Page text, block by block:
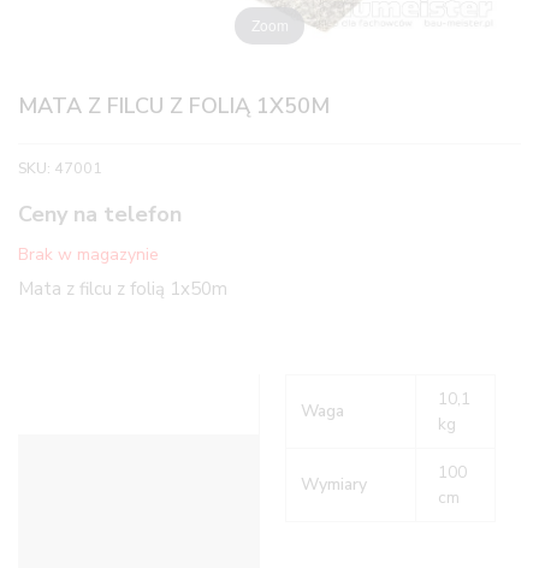
Zoom
MATA Z FILCU Z FOLIĄ 1X50M
SKU: 47001
Ceny na telefon
Brak w magazynie
Mata z filcu z folią 1x50m
Waga
10,1
kg
Wymiary
100
cm